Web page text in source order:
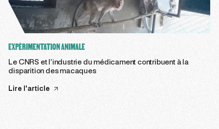
EXPÉRIMENTATION ANIMALE
Le CNRS et l’industrie du médicament contribuent à la
disparition des macaques
Lire l'article